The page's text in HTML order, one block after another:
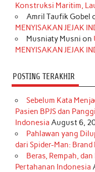
k
a
m
s
t
Konstruksi Maritim,
Amril Taufik Gobel
MENYISAKAN JEJAK
Musniaty Musni on
MENYISAKAN JEJAK
POSTING TERAKHIR
Sebelum Kata
Pasien BPJS dan
Indonesia August 6,
Pahlawan yang
dari Spider-Man: Brand
Beras, Rempah,
Pertahanan Indonesia